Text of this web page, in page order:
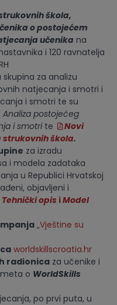
škola,
o postojećem
učenika na
i 120 ravnatelja
za analizu
natjecanja i smotri i
i smotri te su
Analiza postojećeg
i smotrite
Novi
škola.
za izradu
i modela zadataka
u Republici Hrvatskoj
objavljeni i
Tehnički opis iModel
„Vještine su
worldskillscroatia.hr
radionica za učenike i
o WorldSkills
po prvi puta, u